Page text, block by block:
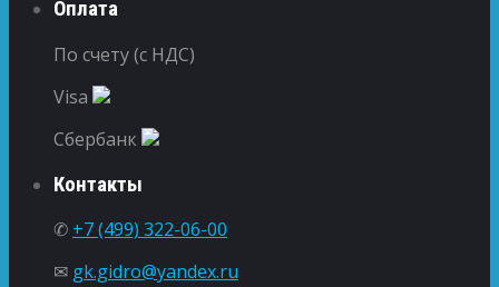
Оплата
По счету (с НДС)
Visa
Сбербанк
Контакты
✆ +7 (499) 322-06-00
✉ gk.gidro@yandex.ru